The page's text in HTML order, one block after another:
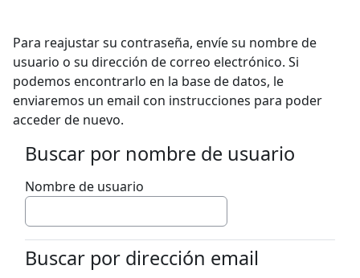
Para reajustar su contraseña, envíe su nombre de
usuario o su dirección de correo electrónico. Si
podemos encontrarlo en la base de datos, le
enviaremos un email con instrucciones para poder
acceder de nuevo.
Buscar por nombre de usuario
Buscar por nombre de usuario
Nombre de usuario
Buscar por dirección email
Buscar por dirección email